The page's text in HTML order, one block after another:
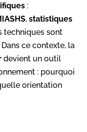
:
, statistiques
techniques sont
ce contexte, la
devient un outil
: pourquoi
orientation